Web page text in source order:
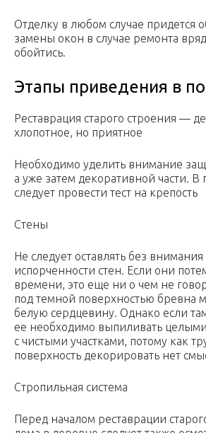
Отделку в любом случае придется
замены окон в случае ремонта вряд
обойтись.
Этапы приведения в
Реставрация старого строения —
хлопотное, но приятное
Необходимо уделить внимание
а уже затем декоративной части.
следует провести тест на крепость
Стены
Не следует оставлять без внимания
испорченности стен. Если они
времени, это еще ни о чем не
под темной поверхностью бревна
белую сердцевину. Однако если
ее необходимо выпиливать
с чистыми участками, потому как
поверхность декорировать нет
Стропильная система
Перед началом реставрации